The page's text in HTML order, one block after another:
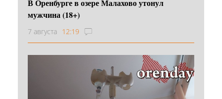
В Оренбурге в озере Малахово утонул
мужчина (18+)
7 августа 12:19